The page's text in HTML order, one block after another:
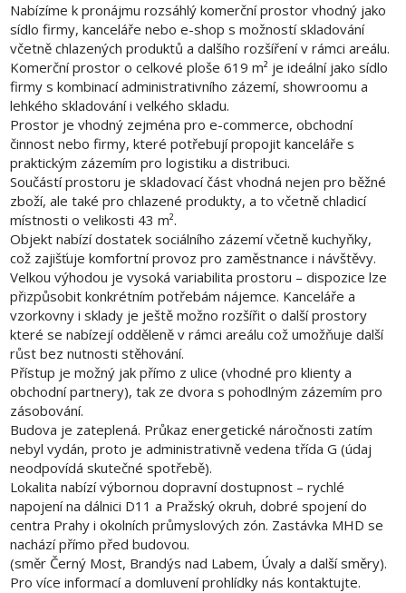
Nabízíme k pronájmu rozsáhlý komerční prostor vhodný jako
sídlo firmy, kanceláře nebo e-shop s možností skladování
včetně chlazených produktů a dalšího rozšíření v rámci areálu.
Komerční prostor o celkové ploše 619 m² je ideální jako sídlo
firmy s kombinací administrativního zázemí, showroomu a
lehkého skladování i velkého skladu.
Prostor je vhodný zejména pro e-commerce, obchodní
činnost nebo firmy, které potřebují propojit kanceláře s
praktickým zázemím pro logistiku a distribuci.
Součástí prostoru je skladovací část vhodná nejen pro běžné
zboží, ale také pro chlazené produkty, a to včetně chladicí
místnosti o velikosti 43 m².
Objekt nabízí dostatek sociálního zázemí včetně kuchyňky,
což zajišťuje komfortní provoz pro zaměstnance i návštěvy.
Velkou výhodou je vysoká variabilita prostoru – dispozice lze
přizpůsobit konkrétním potřebám nájemce. Kanceláře a
vzorkovny i sklady je ještě možno rozšířit o další prostory
které se nabízejí odděleně v rámci areálu což umožňuje další
růst bez nutnosti stěhování.
Přístup je možný jak přímo z ulice (vhodné pro klienty a
obchodní partnery), tak ze dvora s pohodlným zázemím pro
zásobování.
Budova je zateplená. Průkaz energetické náročnosti zatím
nebyl vydán, proto je administrativně vedena třída G (údaj
neodpovídá skutečné spotřebě).
Lokalita nabízí výbornou dopravní dostupnost – rychlé
napojení na dálnici D11 a Pražský okruh, dobré spojení do
centra Prahy i okolních průmyslových zón. Zastávka MHD se
nachází přímo před budovou.
(směr Černý Most, Brandýs nad Labem, Úvaly a další směry).
Pro více informací a domluvení prohlídky nás kontaktujte.